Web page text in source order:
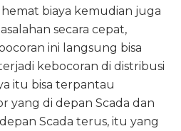
biaya kemudian juga
secara cepat,
ini langsung bisa
kebocoran di distribusi
itu bisa terpantau
yang di depan Scada dan
Scada terus, itu yang